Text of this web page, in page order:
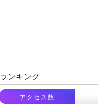
ランキング
アクセス数